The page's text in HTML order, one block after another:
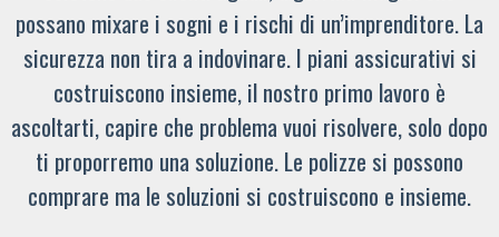
possano mixare i sogni e i rischi di un’imprenditore. La
sicurezza non tira a indovinare. I piani assicurativi si
costruiscono insieme, il nostro primo lavoro è
ascoltarti, capire che problema vuoi risolvere, solo dopo
ti proporremo una soluzione. Le polizze si possono
comprare ma le soluzioni si costruiscono e insieme.